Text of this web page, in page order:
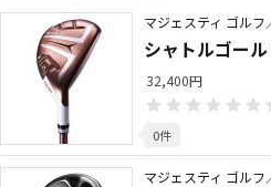
マジェスティ ゴルフ
シャトルゴー
32,400円
0件
マジェスティ ゴルフ